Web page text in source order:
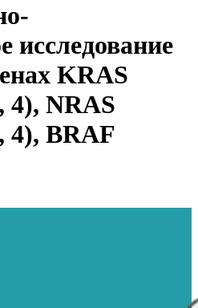
исследование
KRAS
4), NRAS
4), BRAF